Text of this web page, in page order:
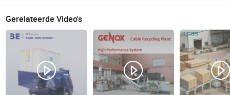
Gerelateerde Video's